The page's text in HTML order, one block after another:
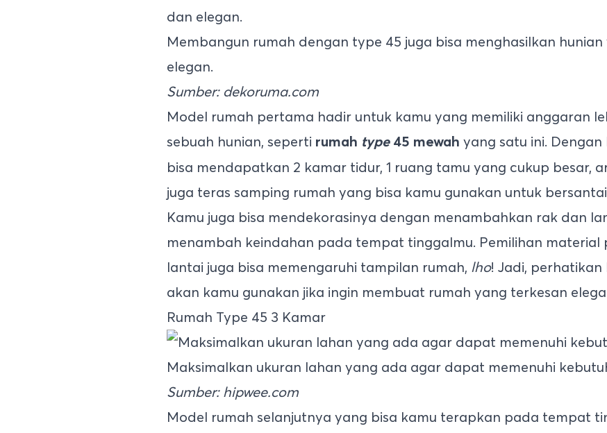
Membangun rumah dengan type 45 juga bisa menghasilkan
elegan.
Sumber: dekoruma.com
Model rumah pertama hadir untuk kamu yang memiliki anggaran
sebuah hunian, seperti rumah type45 mewah yang satu ini.
bisa mendapatkan 2 kamar tidur, 1 ruang tamu yang cukup besar,
juga teras samping rumah yang bisa kamu gunakan untuk
Kamu juga bisa mendekorasinya dengan menambahkan rak dan
menambah keindahan pada tempat tinggalmu. Pemilihan material
lantai juga bisa memengaruhi tampilan rumah, lho! Jadi,
akan kamu gunakan jika ingin membuat rumah yang terkesan
Rumah Type 45 3 Kamar
Maksimalkan ukuran lahan yang ada agar dapat memenuhi
Sumber: hipwee.com
Model rumah selanjutnya yang bisa kamu terapkan pada tempat